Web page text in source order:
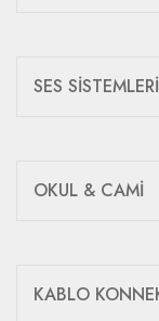
SES SİSTEMLERİ
OKUL & CAMİ
KABLO